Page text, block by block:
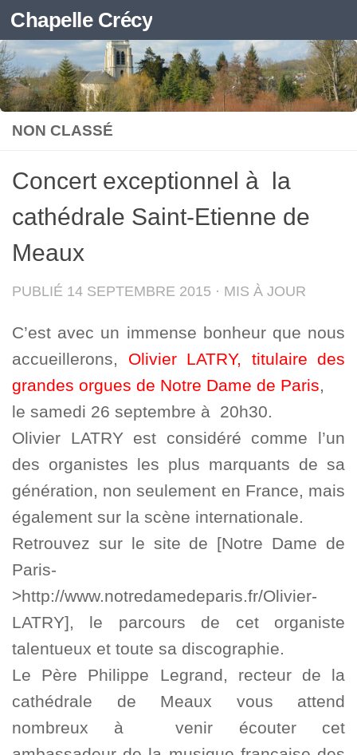
Skip to content
Chapelle Crécy
NON CLASSÉ
Concert exceptionnel à la
cathédrale Saint-Etienne de
Meaux
PUBLIÉ 14 SEPTEMBRE 2015 · MIS À JOUR
C’est avec un immense bonheur que nous
accueillerons, Olivier LATRY, titulaire des
grandes orgues de Notre Dame de Paris,
le samedi 26 septembre à 20h30.
Olivier LATRY est considéré comme l’un
des organistes les plus marquants de sa
génération, non seulement en France, mais
également sur la scène internationale.
Retrouvez sur le site de [Notre Dame de
Paris-
>http://www.notredamedeparis.fr/Olivier-
LATRY], le parcours de cet organiste
talentueux et toute sa discographie.
Le Père Philippe Legrand, recteur de la
cathédrale de Meaux vous attend
nombreux à venir écouter cet